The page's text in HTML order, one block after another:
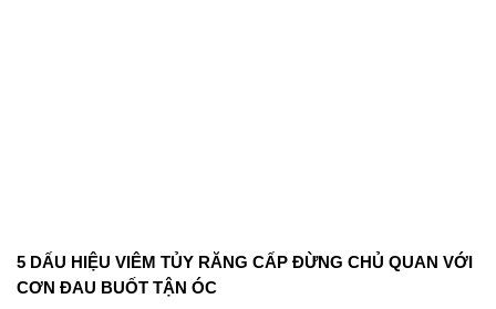
5 DẤU HIỆU VIÊM TỦY RĂNG CẤP ĐỪNG CHỦ QUAN VỚI
CƠN ĐAU BUỐT TẬN ÓC